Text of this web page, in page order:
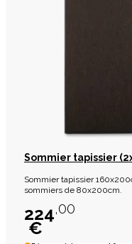
Sommier tapissier
Sommier tapissier
sommiers de 80x200cm.
224,00
€